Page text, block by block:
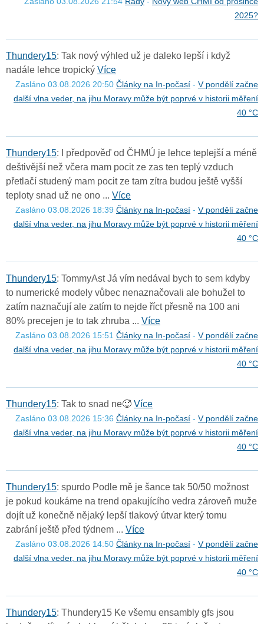
2025?
Thundery15: Tak nový výhled už je daleko lepší i když
nadále lehce tropický Více
Zasláno 03.08.2026 20:50 Články na In-počasí - V pondělí začne
další vlna veder, na jihu Moravy může být poprvé v historii měření
40 °C
Thundery15: I předpověď od ČHMÚ je lehce teplejší a méně
deštivější než včera mam pocit ze zas ten teplý vzduch
přetlačí studený mam pocit ze tam zítra budou ještě vyšší
teploty snad už ne ono ... Více
Zasláno 03.08.2026 18:39 Články na In-počasí - V pondělí začne
další vlna veder, na jihu Moravy může být poprvé v historii měření
40 °C
Thundery15: TommyAst Já vím nedával bych to sem kdyby
to numerické modely vůbec nenaznačovali ale bohužel to
zatím naznačují ale zatím to nejde říct přesně na 100 ani
80% precejen je to tak zhruba ... Více
Zasláno 03.08.2026 15:51 Články na In-počasí - V pondělí začne
další vlna veder, na jihu Moravy může být poprvé v historii měření
40 °C
Thundery15: Tak to snad ne🥵 Více
Zasláno 03.08.2026 15:36 Články na In-počasí - V pondělí začne
další vlna veder, na jihu Moravy může být poprvé v historii měření
40 °C
Thundery15: spurdo Podle mě je šance tak 50/50 možnost
je pokud koukáme na trend opakujícího vedra zároveň muže
dojít už konečně nějaký lepší tlakový útvar který tomu
zabrání ještě před týdnem ... Více
Zasláno 03.08.2026 14:50 Články na In-počasí - V pondělí začne
další vlna veder, na jihu Moravy může být poprvé v historii měření
40 °C
Thundery15: Thundery15 Ke všemu ensambly gfs jsou